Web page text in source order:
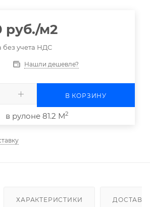
руб./м2
без учета НДС
Нашли дешевле?
В КОРЗИНУ
в рулоне 81.2 М2
ХАРАКТЕРИСТИКИ